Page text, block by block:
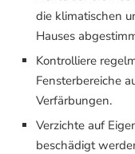
die klimatischen
Hauses
Kontrolliere
Fensterbereiche
Verfärbungen.
Verzichte auf
beschädigt